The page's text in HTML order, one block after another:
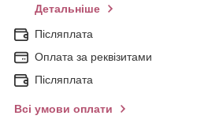
Детальніше
Післяплата
Оплата за реквізитами
Післяплата
Всі умови оплати